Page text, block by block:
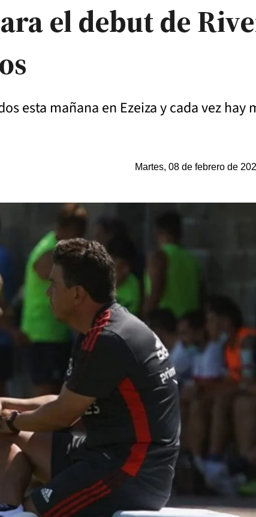
el debut de
esta mañana en Ezeiza y cada vez hay
Martes, 08 de febrero de